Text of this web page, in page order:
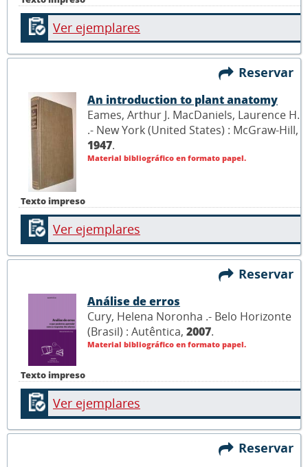
Ver ejemplares
Reservar
Texto impreso
An introduction to plant anatomy
Eames, Arthur J. MacDaniels, Laurence H.
.- New York (United States) : McGraw-Hill,
1947.
Material bibliográfico en formato papel.
Ver ejemplares
Reservar
Texto impreso
Análise de erros
Cury, Helena Noronha .- Belo Horizonte
(Brasil) : Autêntica, 2007.
Material bibliográfico en formato papel.
Ver ejemplares
Reservar